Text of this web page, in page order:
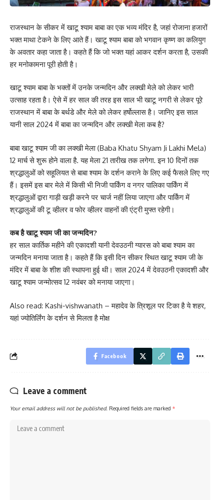
राजस्थान के सीकर में खाटू श्याम बाबा का एक भव्य मंदिर है, जहां रोजाना हजारों
भक्त माथा टेकने के लिए आते हैं। खाटू श्याम बाबा को भगवान कृष्ण का कलियुग
के अवतार कहा जाता है। कहते हैं कि जो भक्त यहां आकर दर्शन करता है, उसकी
हर मनोकामना पूरी होती है।
खाटू श्याम बाबा के भक्तों में उनके जन्मदिन और लक्खी मेले को लेकर भारी
उत्साह रहता है। ऐसे में हर साल की तरह इस साल भी खाटू नगरी से लेकर पूरे
राजस्थान में बाबा के बर्थडे और मेले को लेकर हर्षोल्लास है। जानिए इस साल
यानी साल 2024 में बाबा का जन्मदिन और लक्खी मेला कब है?
बाबा खाटू श्याम जी का लक्खी मेला (Baba Khatu Shyam Ji Lakhi Mela)
12 मार्च से शुरू होने वाला है. यह मेला 21 तारीख तक लगेगा. इन 10 दिनों तक
श्रद्धालुओं को सहूलियत से बाबा श्याम के दर्शन कराने के लिए कई फैसले लिए गए
हैं। इसमें इस बार मेले में किसी भी निजी पार्किंग व नगर पालिका पार्किंग में
श्रद्धालुओं द्वारा गाड़ी खड़ी करने पर चार्ज नहीं लिया जाएगा और पार्किंग में
श्रद्धालुओं की टू व्हीलर व फोर व्हीलर वाहनों की एंट्री मुफ्त रहेगी।
कब है खाटू श्याम जी का जन्मदिन?
हर साल कार्तिक महीने की एकादशी यानी देवउठनी ग्यारस को बाबा श्याम का
जन्मदिन मनाया जाता है। कहते हैं कि इसी दिन सीकर स्थित खाटू श्याम जी के
मंदिर में बाबा के शीश की स्थापना हुई थी। साल 2024 में देवउठनी एकादशी और
खाटू श्याम जन्मोत्सव 12 नवंबर को मनाया जाएगा।
Also read: Kashi-vishwanath – महादेव के त्रिशूल पर टिका है ये शहर,
यहां ज्योतिर्लिंग के दर्शन से मिलता है मोक्ष
Facebook
Leave a comment
Your email address will not be published. Required fields are marked *